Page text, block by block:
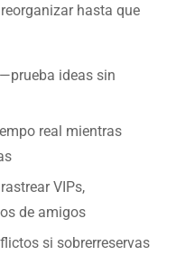
hasta que
ideas sin
real mientras
VIPs,
de amigos
si sobrerreservas